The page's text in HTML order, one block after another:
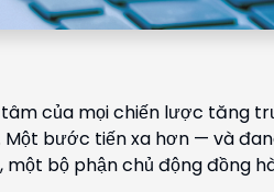
của mọi chiến lược tăng
bước tiến xa hơn — và
bộ phận chủ động đồng